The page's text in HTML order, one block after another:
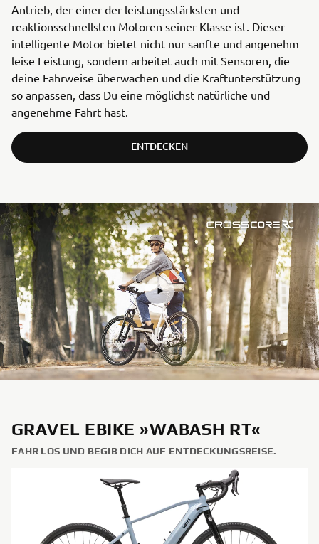
Antrieb, der einer der leistungsstärksten und
reaktionsschnellsten Motoren seiner Klasse ist. Dieser
intelligente Motor bietet nicht nur sanfte und angenehm
leise Leistung, sondern arbeitet auch mit Sensoren, die
deine Fahrweise überwachen und die Kraftunterstützung
so anpassen, dass Du eine möglichst natürliche und
angenehme Fahrt hast.
ENTDECKEN
GRAVEL EBIKE »WABASH RT«
FAHR LOS UND BEGIB DICH AUF ENTDECKUNGSREISE.